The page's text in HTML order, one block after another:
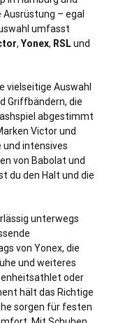
– egal
umfasst
, Yonex, RSLund
vielseitige Auswahl
Griffbändern, die
abgestimmt
Victor und
und intensives
von Babolat und
du den Halt und die
unterwegs
von Yonex, die
und weiteres
oder
hält das Richtige
sorgen für festen